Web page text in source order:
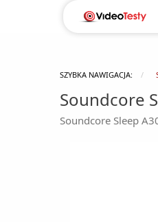
SZYBKA NAWIGACJA:
Soundcore
Soundcore Sleep